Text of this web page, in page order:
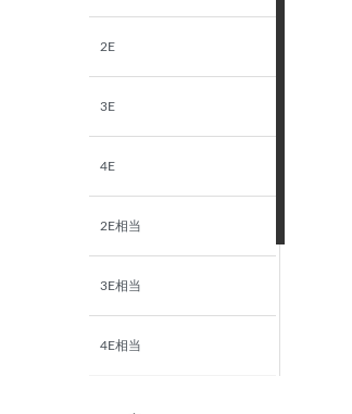
2E
3E
4E
2E相当
3E相当
4E相当